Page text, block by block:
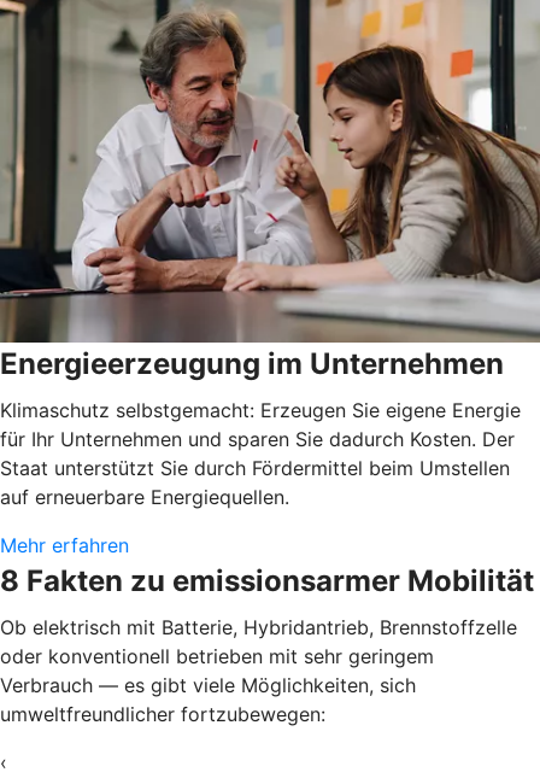
Energieerzeugung im Unternehmen
Klimaschutz selbstgemacht: Erzeugen Sie eigene Energie
für Ihr Unternehmen und sparen Sie dadurch Kosten. Der
Staat unterstützt Sie durch Fördermittel beim Umstellen
auf erneuerbare Energiequellen.
Mehr erfahren
8 Fakten zu emissionsarmer Mobilität
Ob elektrisch mit Batterie, Hybridantrieb, Brennstoffzelle
oder konventionell betrieben mit sehr geringem
Verbrauch — es gibt viele Möglichkeiten, sich
umweltfreundlicher fortzubewegen:
‹